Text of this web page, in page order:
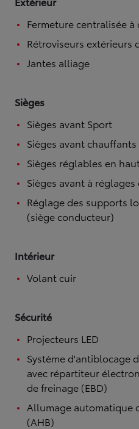
Fermeture centralisée à
Rétroviseurs extérieurs
Jantes alliage
Sièges
Sièges avant Sport
Sièges avant chauffants
Sièges réglables en
Sièges avant à
Réglage des supports
(siège conducteur)
Intérieur
Volant cuir
Sécurité
Projecteurs LED
Système d'antiblocage
avec répartiteur
de freinage (EBD)
Allumage automatique
(AHB)